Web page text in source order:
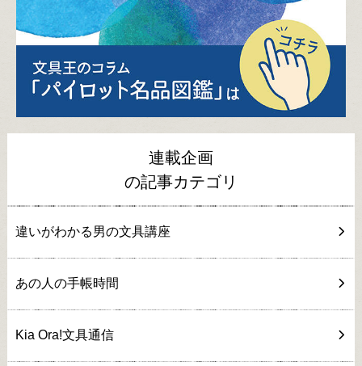
連載企画
の記事カテゴリ
違いがわかる男の文具講座
あの人の手帳時間
Kia Ora!文具通信